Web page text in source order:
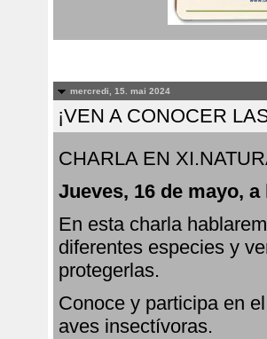
mercredi, 15. mai 2024
¡VEN A CONOCER
CHARLA EN
Jueves, 16 de mayo,
En esta charla
diferentes especies y
protegerlas.
Conoce y participa en
aves insectívoras.